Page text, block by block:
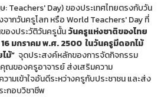
Teachers' Day) ของประเทศไทยตรงกับวัน
ากวันครูโลก หรือ World Teachers' Day ที่
องประวัติวันครูนั้นวันครูแห่งชาติของไทย
มกราคม พ.ศ. 2500 ในวันครูมีดอกไม้
ม้” จุดประสงค์หลักของการจัดกิจกรรม
ณของครูอาจารย์ ส่งเสริมความ
ามเข้าใจอันดีระหว่างครูกับประชาชน และส่ง
กอบวิชาชีพ